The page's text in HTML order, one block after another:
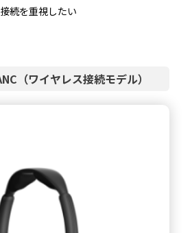
続を重視したい
（ワイヤレス接続モデル）